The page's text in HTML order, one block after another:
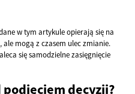
w tym artykule opierają się na
mogą z czasem ulec zmianie.
się samodzielne zasięgnięcie
decyzji?